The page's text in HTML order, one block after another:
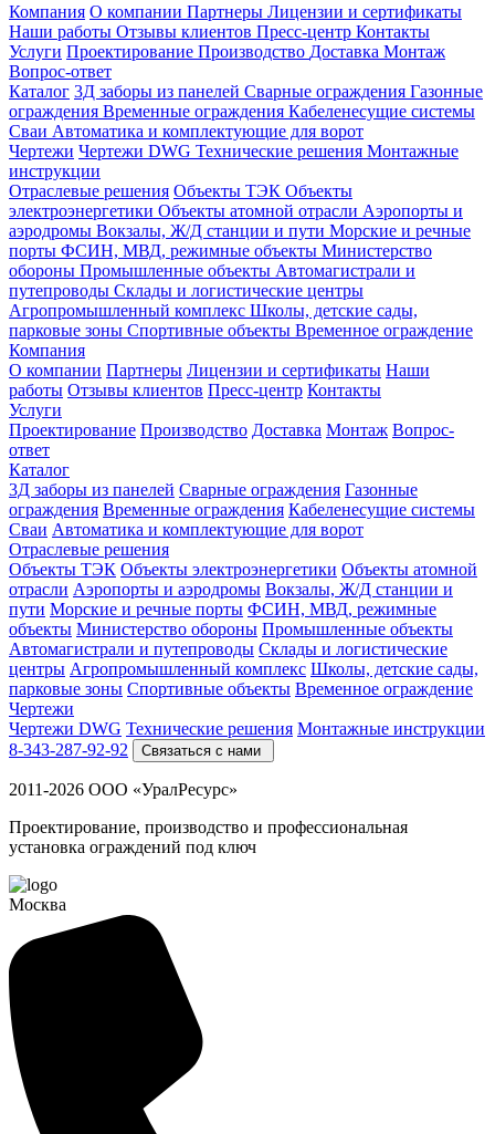
Компания О компании Партнеры Лицензии и сертификаты
Наши работы Отзывы клиентов Пресс-центр Контакты
Услуги Проектирование Производство Доставка Монтаж
Вопрос-ответ
Каталог 3Д заборы из панелей Сварные ограждения Газонные
ограждения Временные ограждения Кабеленесущие системы
Cваи Автоматика и комплектующие для ворот
Чертежи Чертежи DWG Технические решения Монтажные
инструкции
Отраслевые решения Объекты ТЭК Объекты
электроэнергетики Объекты атомной отрасли Аэропорты и
аэродромы Вокзалы, Ж/Д станции и пути Морские и речные
порты ФСИН, МВД, режимные объекты Министерство
обороны Промышленные объекты Автомагистрали и
путепроводы Склады и логистические центры
Агропромышленный комплекс Школы, детские сады,
парковые зоны Спортивные объекты Временное ограждение
Компания
О компании Партнеры Лицензии и сертификаты Наши
работы Отзывы клиентов Пресс-центр Контакты
Услуги
Проектирование Производство Доставка Монтаж Вопрос-
ответ
Каталог
3Д заборы из панелей Сварные ограждения Газонные
ограждения Временные ограждения Кабеленесущие системы
Cваи Автоматика и комплектующие для ворот
Отраслевые решения
Объекты ТЭК Объекты электроэнергетики Объекты атомной
отрасли Аэропорты и аэродромы Вокзалы, Ж/Д станции и
пути Морские и речные порты ФСИН, МВД, режимные
объекты Министерство обороны Промышленные объекты
Автомагистрали и путепроводы Склады и логистические
центры Агропромышленный комплекс Школы, детские сады,
парковые зоны Спортивные объекты Временное ограждение
Чертежи
Чертежи DWG Технические решения Монтажные инструкции
8-343-287-92-92
Связаться с нами
2011-2026 ООО «УралРесурс»
Проектирование, производство и профессиональная
установка ограждений под ключ
Москва